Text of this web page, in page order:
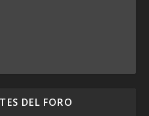
DEL FORO